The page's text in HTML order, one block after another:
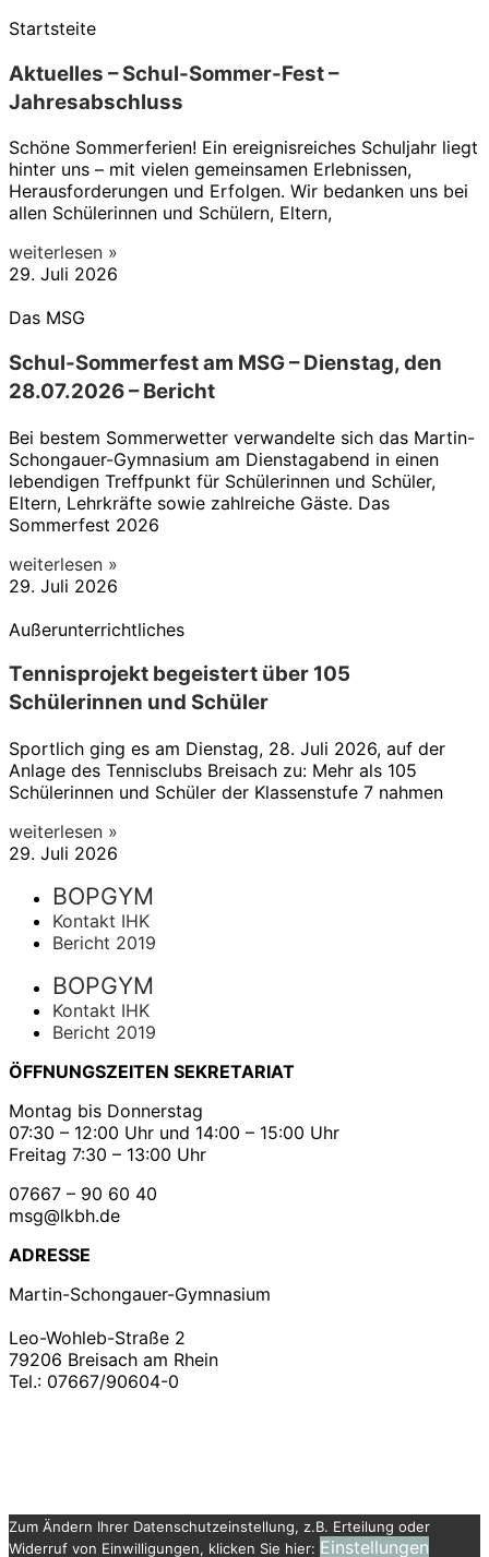
Startsteite
Aktuelles – Schul-Sommer-Fest –
Jahresabschluss
Schöne Sommerferien! Ein ereignisreiches Schuljahr liegt
hinter uns – mit vielen gemeinsamen Erlebnissen,
Herausforderungen und Erfolgen. Wir bedanken uns bei
allen Schülerinnen und Schülern, Eltern,
weiterlesen »
29. Juli 2026
Das MSG
Schul-Sommerfest am MSG – Dienstag, den
28.07.2026 – Bericht
Bei bestem Sommerwetter verwandelte sich das Martin-
Schongauer-Gymnasium am Dienstagabend in einen
lebendigen Treffpunkt für Schülerinnen und Schüler,
Eltern, Lehrkräfte sowie zahlreiche Gäste. Das
Sommerfest 2026
weiterlesen »
29. Juli 2026
Außerunterrichtliches
Tennisprojekt begeistert über 105
Schülerinnen und Schüler
Sportlich ging es am Dienstag, 28. Juli 2026, auf der
Anlage des Tennisclubs Breisach zu: Mehr als 105
Schülerinnen und Schüler der Klassenstufe 7 nahmen
weiterlesen »
29. Juli 2026
BOPGYM
Kontakt IHK
Bericht 2019
BOPGYM
Kontakt IHK
Bericht 2019
ÖFFNUNGSZEITEN SEKRETARIAT
Montag bis Donnerstag
07:30 – 12:00 Uhr und 14:00 – 15:00 Uhr
Freitag 7:30 – 13:00 Uhr
07667 – 90 60 40
msg@lkbh.de
ADRESSE
Martin-Schongauer-Gymnasium
Leo-Wohleb-Straße 2
79206 Breisach am Rhein
Tel.: 07667/90604-0
Zum Ändern Ihrer Datenschutzeinstellung, z.B. Erteilung oder
Widerruf von Einwilligungen, klicken Sie hier: Einstellungen